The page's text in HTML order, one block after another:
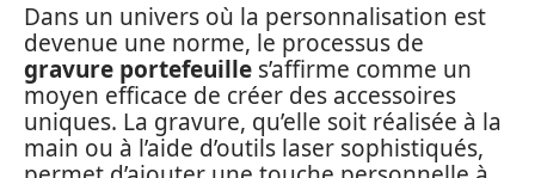
Dans un univers où la personnalisation est
devenue une norme, le processus de
gravure portefeuille s’affirme comme un
moyen efficace de créer des accessoires
uniques. La gravure, qu’elle soit réalisée à la
main ou à l’aide d’outils laser sophistiqués,